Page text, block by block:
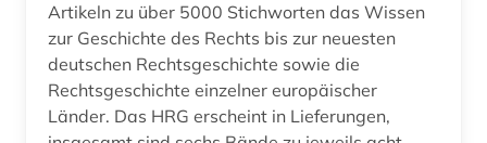
einkommensteuerrecht (1)
einrichtung (1)
Artikeln zu über 5000 Stichworten das Wissen
zur Geschichte des Rechts bis zur neuesten
deutschen Rechtsgeschichte sowie die
Rechtsgeschichte einzelner europäischer
Länder. Das HRG erscheint in Lieferungen,